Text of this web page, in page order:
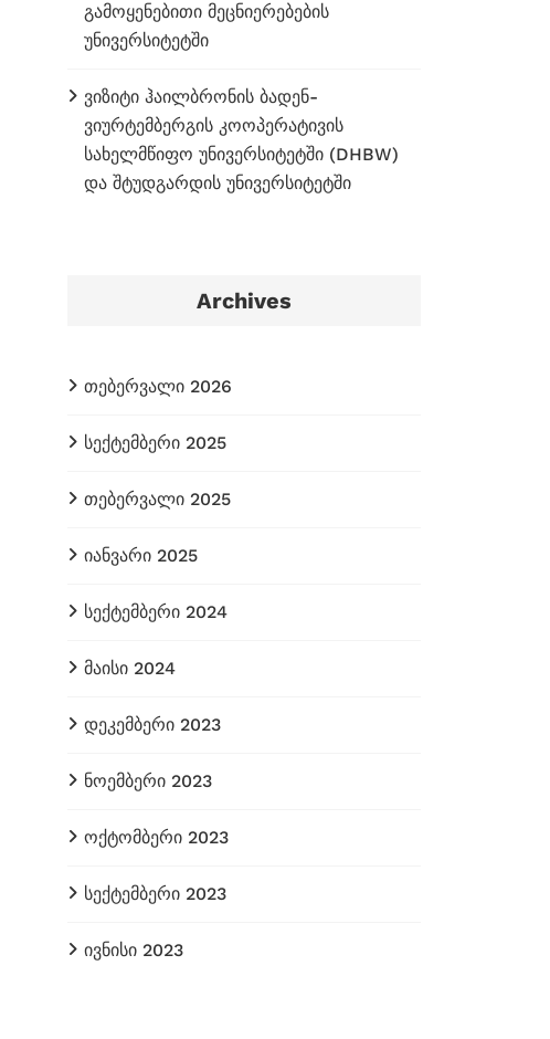
გამოყენებითი მეცნიერებების
უნივერსიტეტში
ვიზიტი ჰაილბრონის ბადენ-
ვიურტემბერგის კოოპერატივის
სახელმწიფო უნივერსიტეტში (DHBW)
და შტუდგარდის უნივერსიტეტში
Archives
თებერვალი 2026
სექტემბერი 2025
თებერვალი 2025
იანვარი 2025
სექტემბერი 2024
მაისი 2024
დეკემბერი 2023
ნოემბერი 2023
ოქტომბერი 2023
სექტემბერი 2023
ივნისი 2023